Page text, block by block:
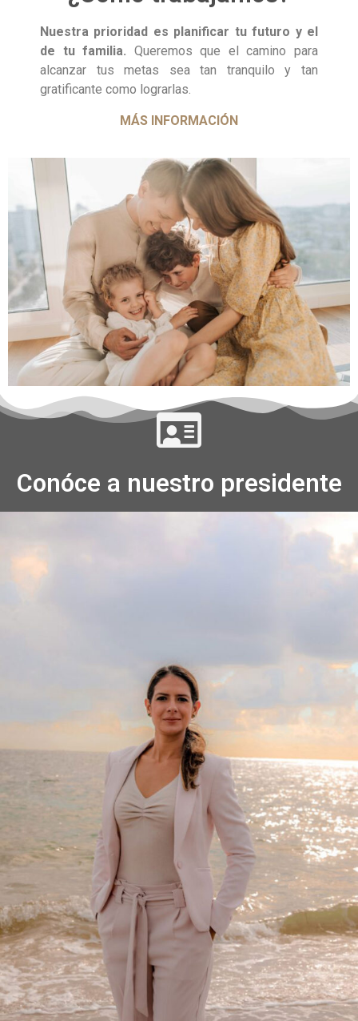
Nuestra prioridad es planificar tu futuro y el
de tu familia. Queremos que el camino para
alcanzar tus metas sea tan tranquilo y tan
gratificante como lograrlas.
MÁS INFORMACIÓN
Conóce a nuestro presidente